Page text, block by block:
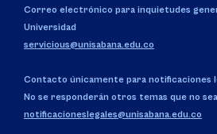
Correo electrónico para inquietudes
Universidad
servicious@unisabana.edu.co
Contacto únicamente para notificaciones
No se responderán otros temas que no
notificacioneslegales@unisabana.edu.co